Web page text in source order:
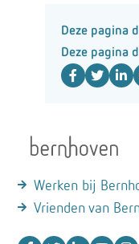
Deze pagina
Deze pagina
Werken bij
Vrienden van